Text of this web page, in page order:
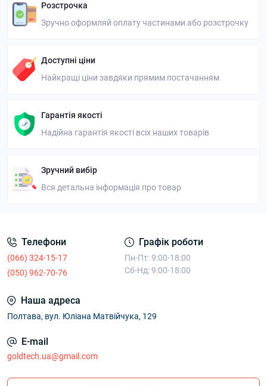
Розстрочка
Зручно оформляй оплату частинами або розстрочку
Доступні ціни
Найкращі ціни завдяки прямим постачанням
Гарантія якості
Надійна гарантія якості всіх наших товарів
Зручний вибір
Вся детальна інформація про товар
Телефони
(066) 324-15-17
(050) 962-70-76
Графік роботи
Пн-Пт: 9:00-18:00
Сб-Нд: 9:00-18:00
Наша адреса
Полтава, вул. Юліана Матвійчука, 129
E-mail
goldtech.ua@gmail.com